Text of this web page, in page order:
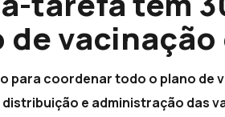
vacinação
coordenar todo o plano de
e administração das